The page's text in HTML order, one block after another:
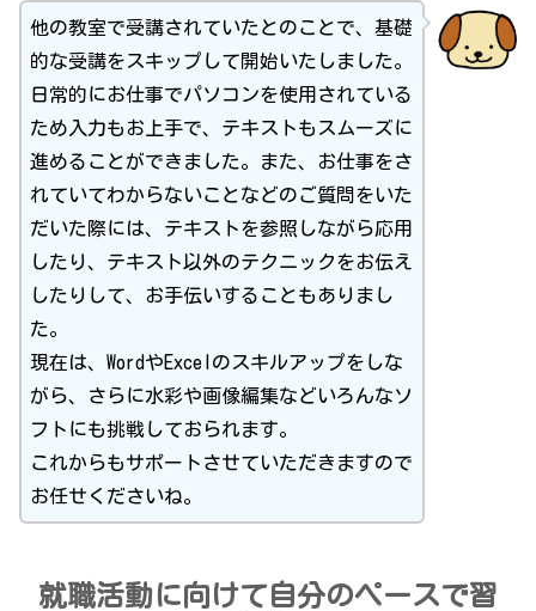
他の教室で受講されていたとのことで、基礎
的な受講をスキップして開始いたしました。
日常的にお仕事でパソコンを使用されている
ため入力もお上手で、テキストもスムーズに
進めることができました。また、お仕事をさ
れていてわからないことなどのご質問をいた
だいた際には、テキストを参照しながら応用
したり、テキスト以外のテクニックをお伝え
したりして、お手伝いすることもありまし
た。
現在は、WordやExcelのスキルアップをしな
がら、さらに水彩や画像編集などいろんなソ
フトにも挑戦しておられます。
これからもサポートさせていただきますので
お任せくださいね。
就職活動に向けて自分のペースで習